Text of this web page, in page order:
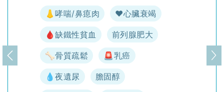
👃哮喘/鼻瘜肉 ♥️心臟衰竭
🩸缺鐵性貧血 前列腺肥大
🦴骨質疏鬆 🚨乳癌
💧夜遺尿 膽固醇
上一頁 下